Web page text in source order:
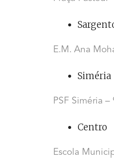
E.M. Ana
Siméria
PSF Siméria
Centro
Escola